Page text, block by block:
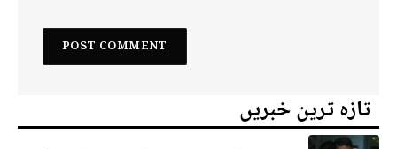
تازہ ترین خبریں